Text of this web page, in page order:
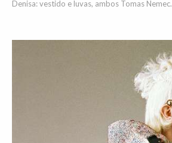
Denisa: vestido e luvas, ambos Tomas Nemec.